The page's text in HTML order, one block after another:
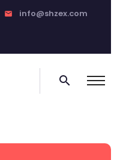
email info@shzex.com
search